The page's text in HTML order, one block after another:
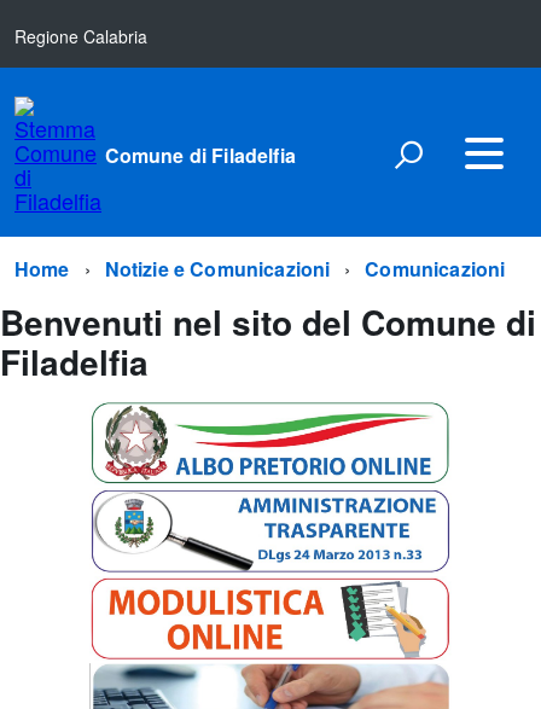
Regione Calabria
Comune di Filadelfia
Home Notizie e Comunicazioni Comunicazioni
Benvenuti nel sito del Comune di
Filadelfia